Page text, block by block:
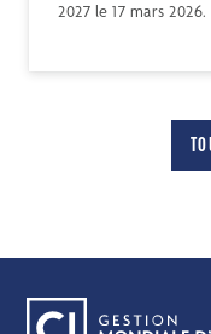
2027 le 17 mars 2026.